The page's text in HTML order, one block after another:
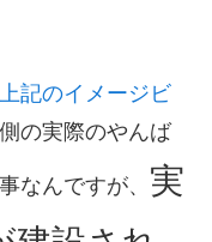
上記のイメージビ
の実際のやんば
なんですが、 実